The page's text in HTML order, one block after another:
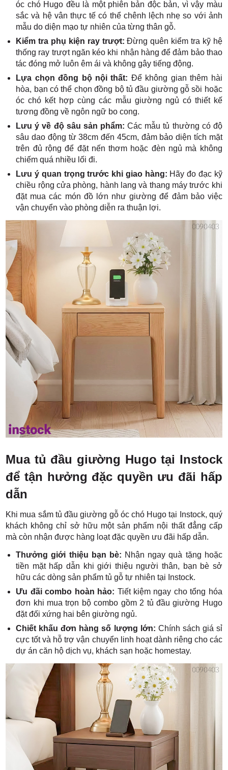
óc chó Hugo đều là một phiên bản độc bản, vì vậy màu
sắc và hệ vân thực tế có thể chênh lệch nhẹ so với ảnh
mẫu do diện mạo tự nhiên của từng thân gỗ.
Kiểm tra phụ kiện ray trượt:Đừng quên kiểm tra kỹ hệ
thống ray trượt ngăn kéo khi nhận hàng để đảm bảo thao
tác đóng mở luôn êm ái và không gây tiếng động.
Lựa chọn đồng bộ nội thất: Để không gian thêm hài
hòa, bạn có thể chọn đồng bộ tủ đầu giường gỗ sồi hoặc
óc chó kết hợp cùng các mẫu giường ngủ có thiết kế
tương đồng về ngôn ngữ bo cong.
Lưu ý về độ sâu sản phẩm:Các mẫu tủ thường có độ
sâu dao động từ 38cm đến 45cm, đảm bảo diện tích mặt
trên đủ rộng để đặt nến thơm hoặc đèn ngủ mà không
chiếm quá nhiều lối đi.
Lưu ý quan trọng trước khi giao hàng: Hãy đo đạc kỹ
chiều rộng cửa phòng, hành lang và thang máy trước khi
đặt mua các món đồ lớn như giường để đảm bảo việc
vận chuyển vào phòng diễn ra thuận lợi.
Mua tủ đầu giường Hugo tại Instock
để tận hưởng đặc quyền ưu đãi hấp
dẫn
Khi mua sắm tủ đầu giường gỗ óc chó Hugo tại Instock, quý
khách không chỉ sở hữu một sản phẩm nội thất đẳng cấp
mà còn nhận được hàng loạt đặc quyền ưu đãi hấp dẫn.
Thưởng giới thiệu bạn bè: Nhận ngay quà tặng hoặc
tiền mặt hấp dẫn khi giới thiệu người thân, bạn bè sở
hữu các dòng sản phẩm tủ gỗ tự nhiên tại Instock.
Ưu đãi combo hoàn hảo: Tiết kiệm ngay cho tổng hóa
đơn khi mua trọn bộ combo gồm 2 tủ đầu giường Hugo
đặt đối xứng hai bên giường ngủ.
Chiết khấu đơn hàng số lượng lớn: Chính sách giá sỉ
cực tốt và hỗ trợ vận chuyển linh hoạt dành riêng cho các
dự án căn hộ dịch vụ, khách sạn hoặc homestay.